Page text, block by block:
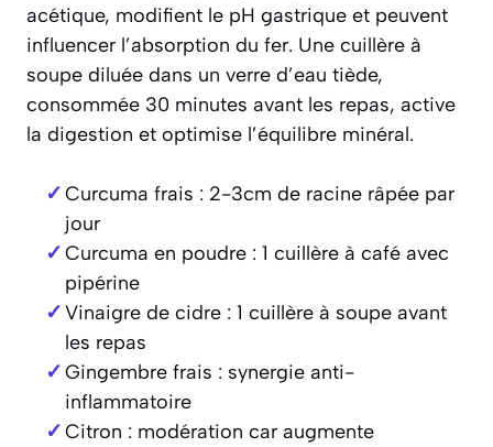
acétique, modifient le pH gastrique et peuvent
influencer l’absorption du fer. Une cuillère à
soupe diluée dans un verre d’eau tiède,
consommée 30 minutes avant les repas, active
la digestion et optimise l’équilibre minéral.
Curcuma frais : 2-3cm de racine râpée par
jour
Curcuma en poudre : 1 cuillère à café avec
pipérine
Vinaigre de cidre : 1 cuillère à soupe avant
les repas
Gingembre frais : synergie anti-
inflammatoire
Citron : modération car augmente